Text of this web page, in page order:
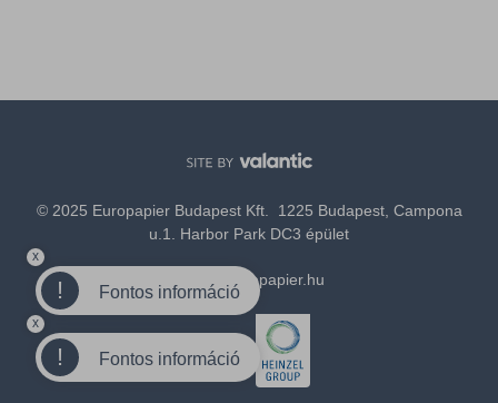
© 2025 Europapier Budapest Kft. 1225 Budapest, Campona
u.1. Harbor Park DC3 épület
office@europapier.hu
Tagja a
! Fontos információ
x
! Fontos információ
x